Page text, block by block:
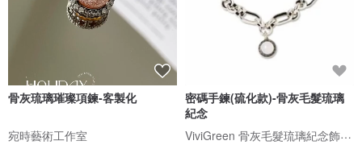
骨灰琉璃璀璨項鍊-客製化
宛時藝術工作室
密碼手鍊(硫化款)-骨灰毛髮琉璃
紀念
ViviGreen 骨灰毛髮琉璃紀念飾品/骨灰寵物骨灰罐